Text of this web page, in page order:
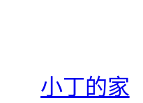
小丁的家